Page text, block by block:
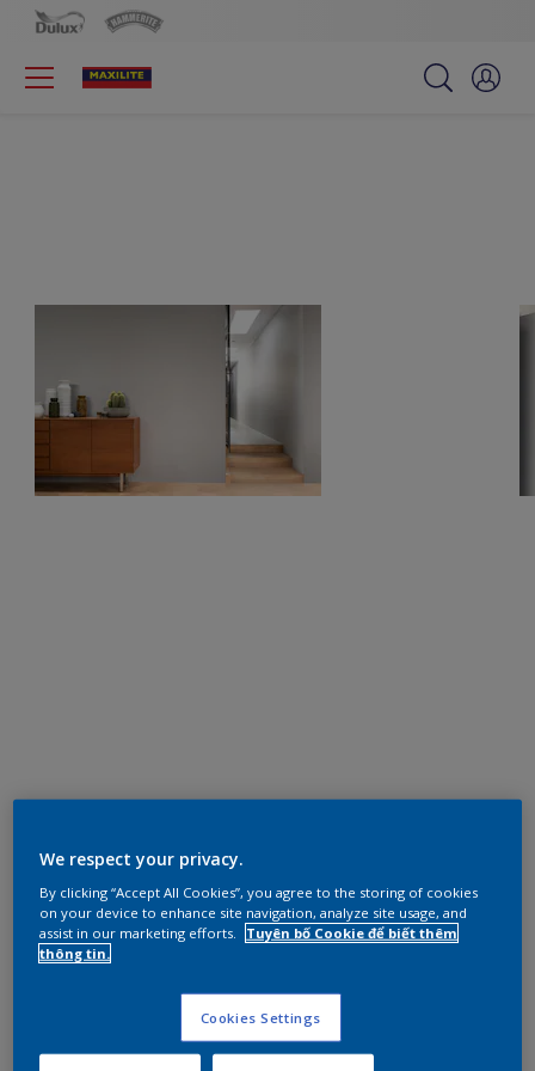
We respect your privacy.
By clicking “Accept All Cookies”, you agree to the storing of cookies
on your device to enhance site navigation, analyze site usage, and
assist in our marketing efforts.
Tuyên bố Cookie để biết thêm
thông tin.
Cookies Settings